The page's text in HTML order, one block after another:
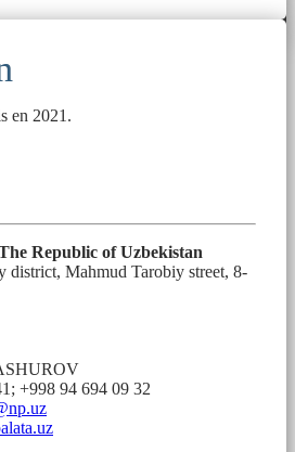
en 2021.
Republic of Uzbekistan
district, Mahmud Tarobiy street, 8-
+998 94 694 09 32